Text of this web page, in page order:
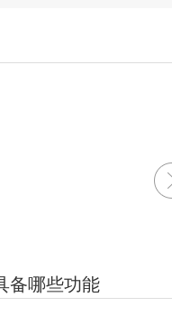
备哪些功能